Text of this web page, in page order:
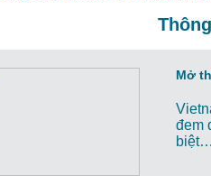
Mở
đem
biệt…